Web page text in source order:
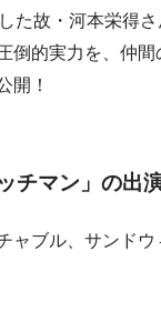
た故・河本栄得
倒的実力を、仲間
開！
チマン」の出
ャブル、サンド